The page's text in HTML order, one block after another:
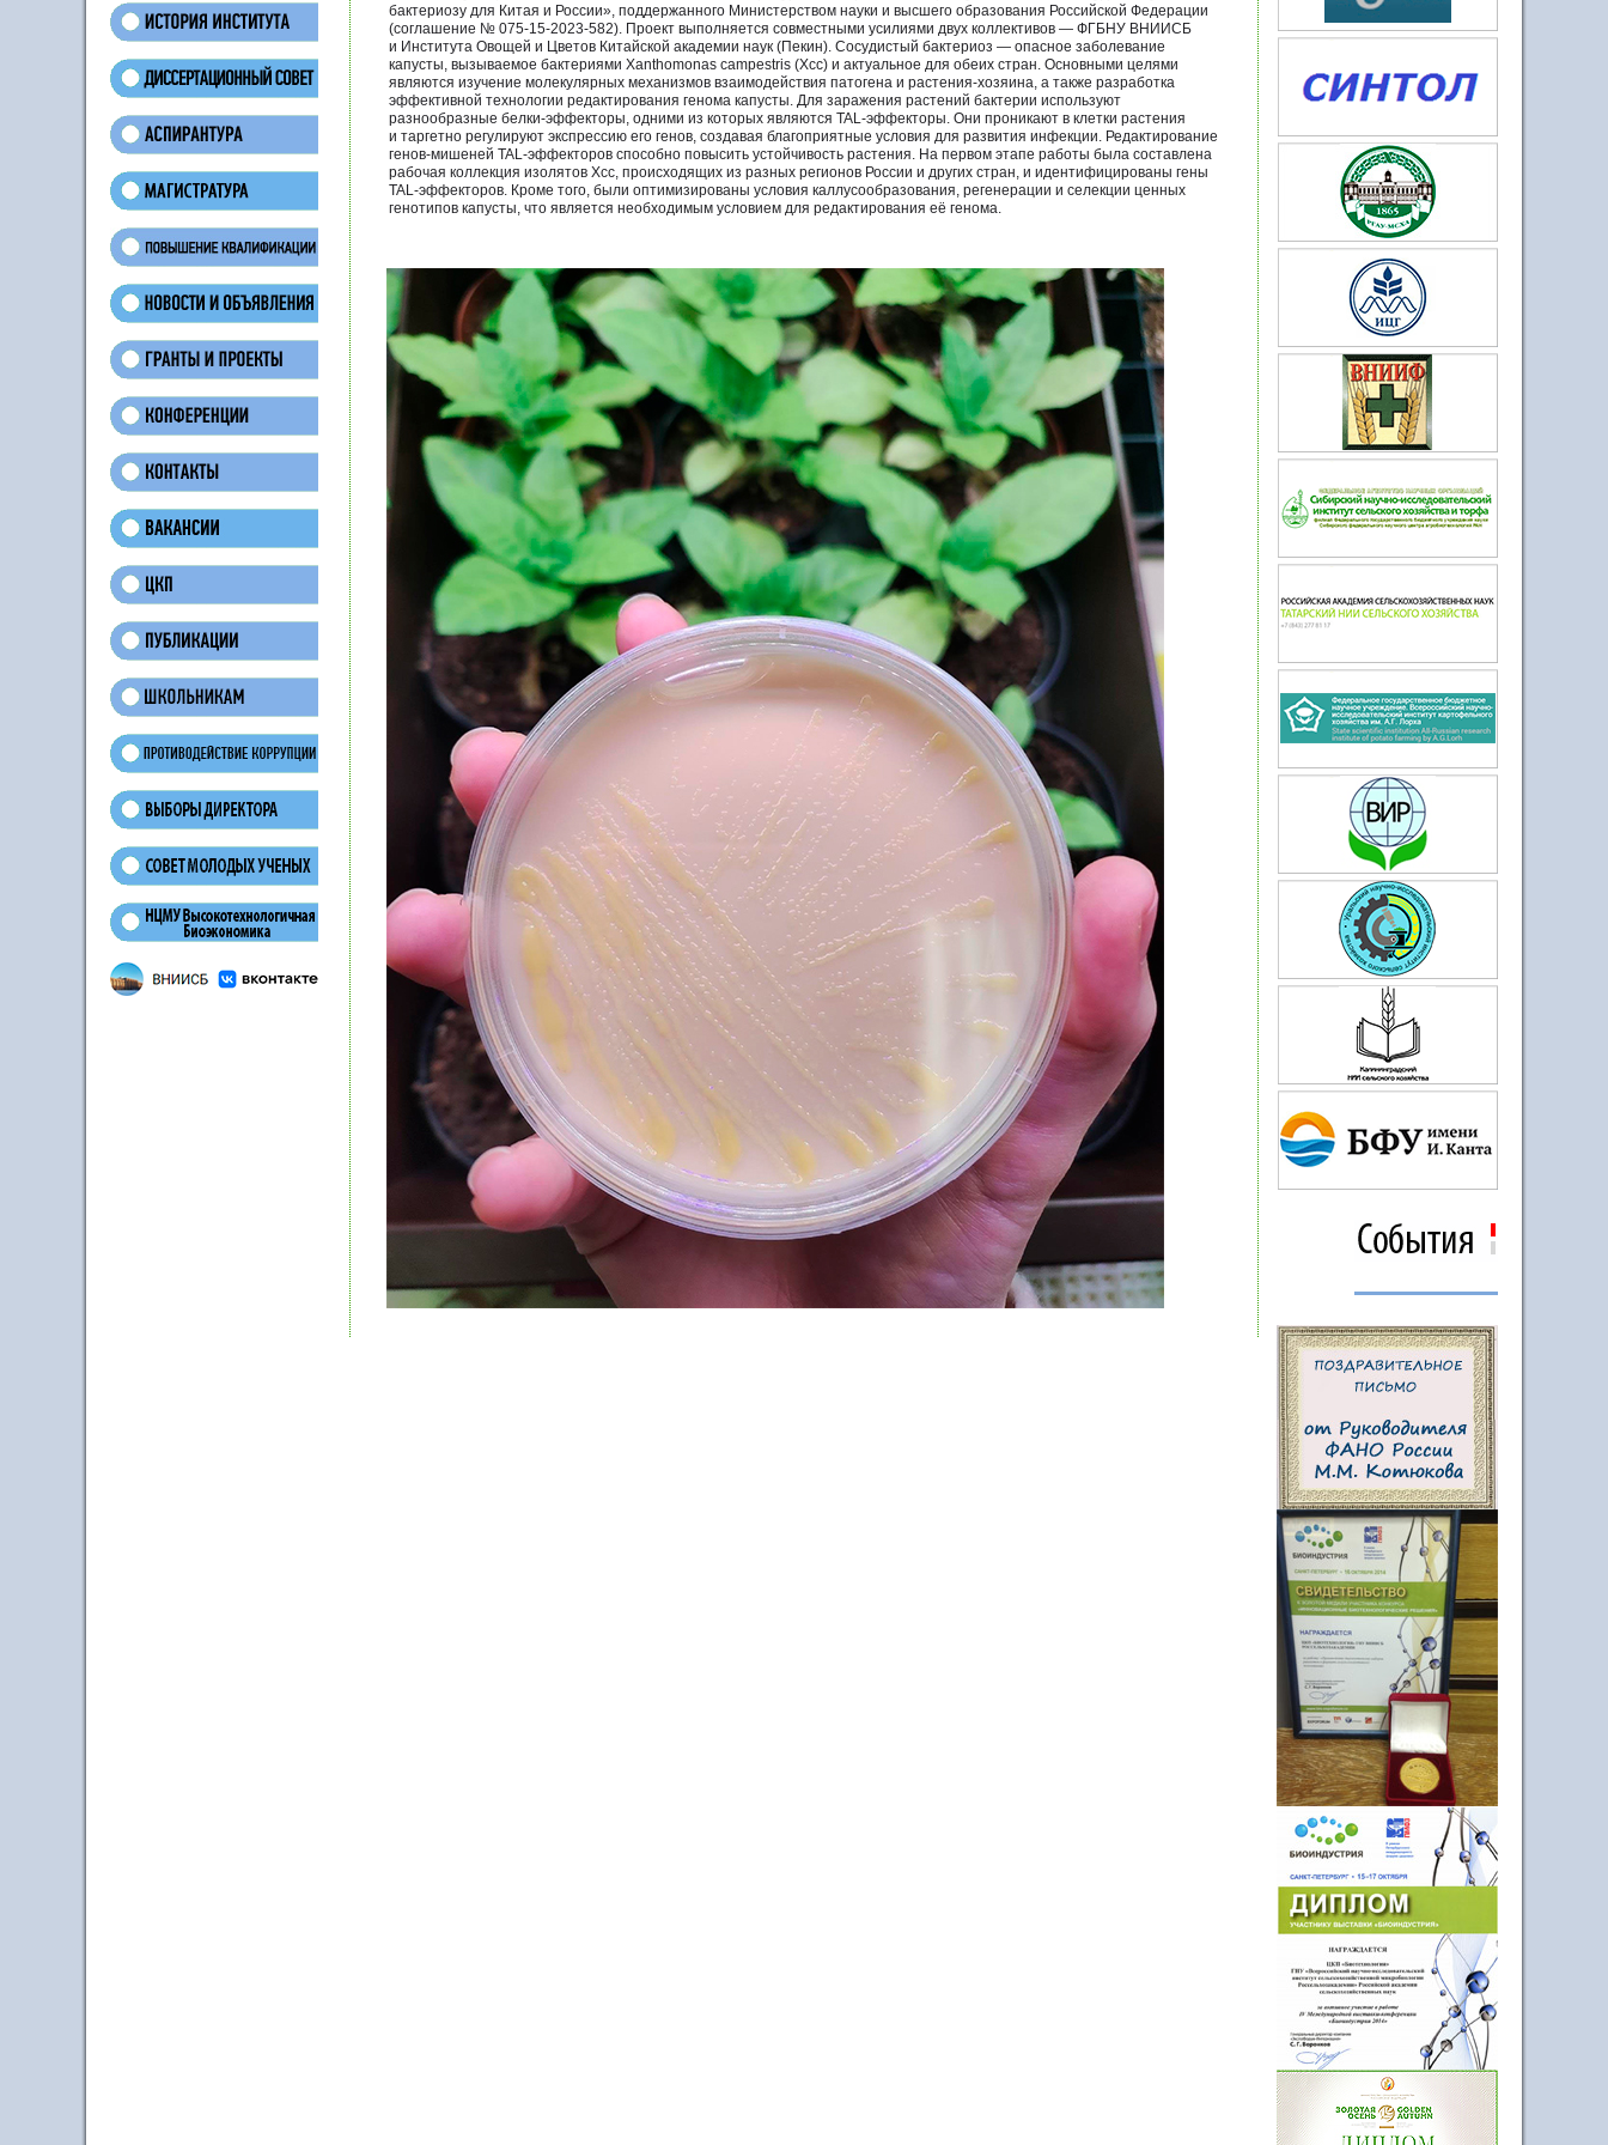
бактериозу для Китая и России», поддержанного Министерством науки и высшего образования Российской Федерации
(соглашение № 075-15-2023-582). Проект выполняется совместными усилиями двух коллективов — ФГБНУ ВНИИСБ
и Института Овощей и Цветов Китайской академии наук (Пекин). Сосудистый бактериоз — опасное заболевание
капусты, вызываемое бактериями Xanthomonas campestris (Xcc) и актуальное для обеих стран. Основными целями
являются изучение молекулярных механизмов взаимодействия патогена и растения-хозяина, а также разработка
эффективной технологии редактирования генома капусты. Для заражения растений бактерии используют
разнообразные белки-эффекторы, одними из которых являются TAL-эффекторы. Они проникают в клетки растения
и таргетно регулируют экспрессию его генов, создавая благоприятные условия для развития инфекции. Редактирование
генов-мишеней TAL-эффекторов способно повысить устойчивость растения. На первом этапе работы была составлена
рабочая коллекция изолятов Xcc, происходящих из разных регионов России и других стран, и идентифицированы гены
TAL-эффекторов. Кроме того, были оптимизированы условия каллусообразования, регенерации и селекции ценных
генотипов капусты, что является необходимым условием для редактирования её генома.